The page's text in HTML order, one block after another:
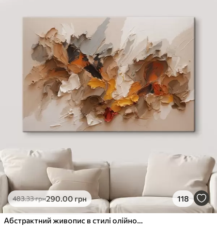
✓
Стійкість до вицвітання
Безпечне чорнило без запаху
Поверхня з текстурою полотна
Екологічний матеріал
Преміум
.00грн
✓Яскраві, насичені кольори
✓ Стійкість до вицвітання
Поверхня з текстурою полотна
✗ Екологічний матеріал
Еко-Преміум
Від .00грн
✓Яскраві, насичені кольори
483.33грн290.00грн 118
Абстрактний живопис в стилі олійного живопису